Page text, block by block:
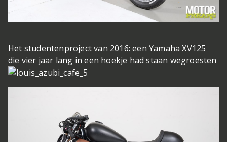
Het studentenproject van 2016: een Yamaha XV125
die vier jaar lang in een hoekje had staan wegroesten